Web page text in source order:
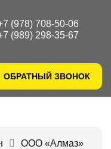
(978) 708-50-06
(989) 298-35-67
ОБРАТНЫЙ ЗВОНОК
ООО «Алмаз»